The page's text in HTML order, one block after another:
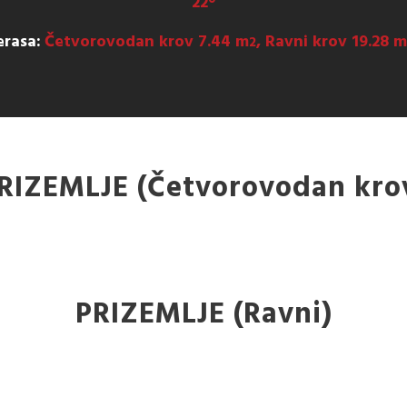
Četvorovodan krov 7.44 m2, Ravni krov 19.28 m
(Četvorovodan
PRIZEMLJE (Ravni)